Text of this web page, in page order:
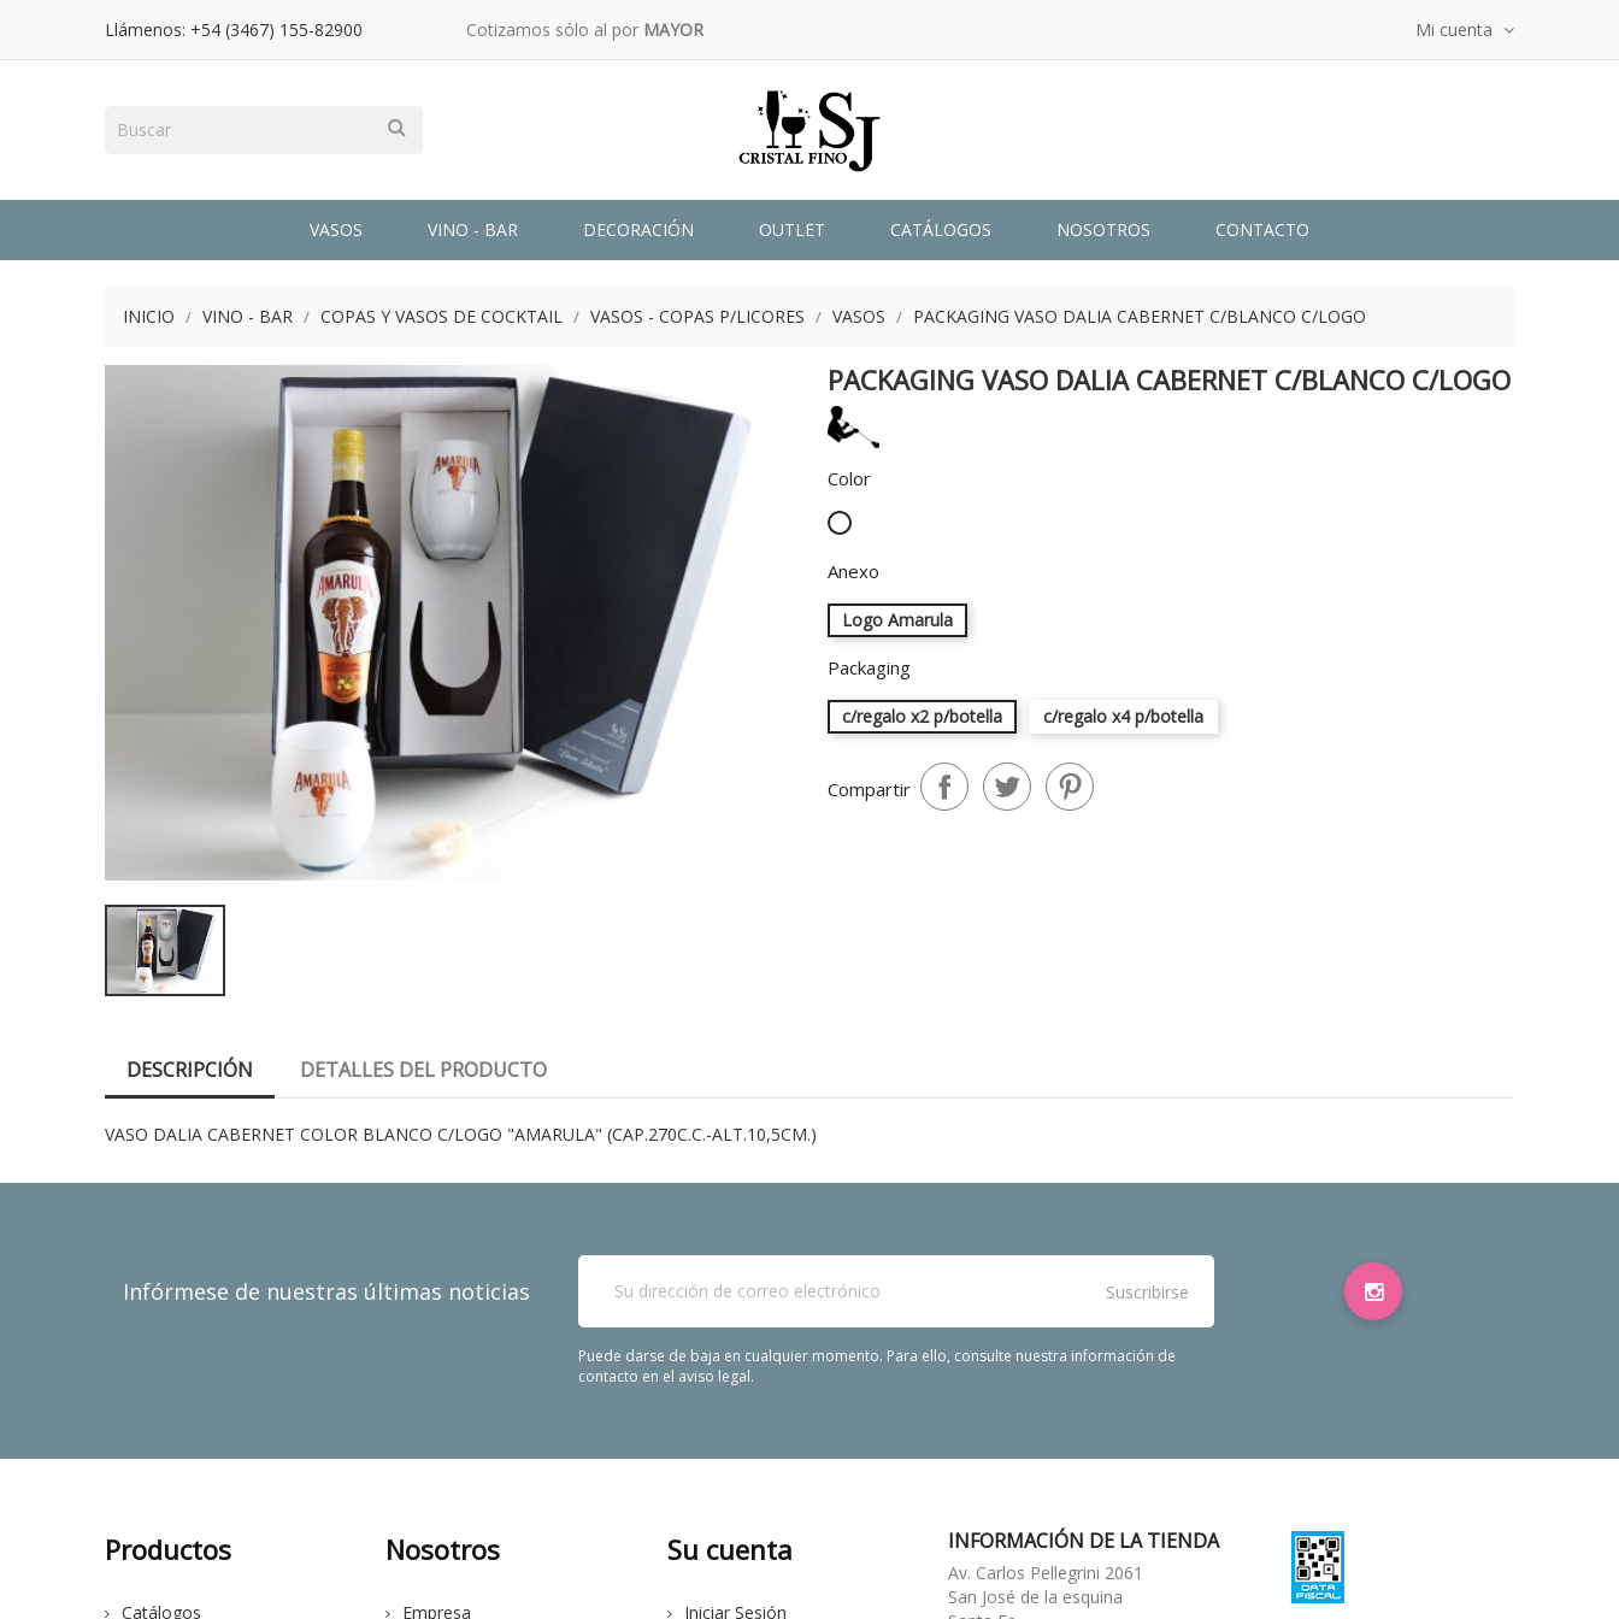
Llámenos: +54 (3467) 155-82900 Cotizamos sólo al por MAYOR Mi cuenta
VASOS VINO - BAR DECORACIÓN OUTLET CATÁLOGOS NOSOTROS CONTACTO
INICIO VINO - BAR COPAS Y VASOS DE COCKTAIL VASOS - COPAS P/LICORES VASOS PACKAGING VASO DALIA CABERNET C/BLANCO C/LOGO
PACKAGING VASO DALIA CABERNET C/BLANCO C/LOGO
Color
Blanco
Anexo
Logo Amarula
Packaging
c/regalo x2 p/botella c/regalo x4 p/botella
Compartir
DESCRIPCIÓN DETALLES DEL PRODUCTO
VASO DALIA CABERNET COLOR BLANCO C/LOGO "AMARULA" (CAP.270C.C.-ALT.10,5CM.)
Infórmese de nuestras últimas noticias
Puede darse de baja en cualquier momento. Para ello, consulte nuestra información de
contacto en el aviso legal.
Productos
Catálogos
Nosotros
Empresa
Su cuenta
Iniciar Sesión
INFORMACIÓN DE LA TIENDA
Av. Carlos Pellegrini 2061
San José de la esquina